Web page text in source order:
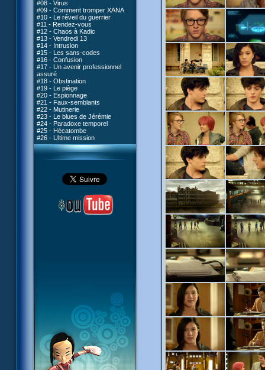
#08 - Virus
#09 - Comment tromper XANA
#10 - Le réveil du guerrier
#11 - Rendez-vous
#12 - Chaos à Kadic
#13 - Vendredi 13
#14 - Intrusion
#15 - Les sans-codes
#16 - Confusion
#17 - Un avenir professionnel
assuré
#18 - Obstination
#19 - Le piège
#20 - Espionnage
#21 - Faux-semblants
#22 - Mutinerie
#23 - Le blues de Jérémie
#24 - Paradoxe temporel
#25 - Hécatombe
#26 - Ultime mission